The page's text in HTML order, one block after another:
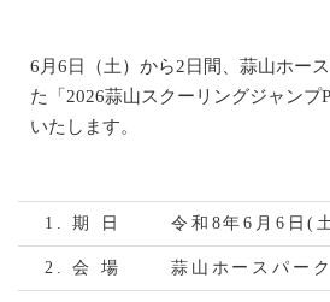
6月6日（土）から2日間、蒜山ホー
た「2026蒜山スクーリングジャン
いたします。
1. 期 日 令和8年6月6日(
2. 会 場 蒜山ホースパーク